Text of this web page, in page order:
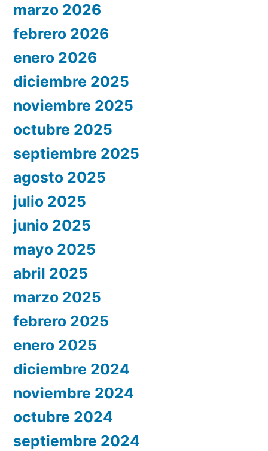
marzo 2026
febrero 2026
enero 2026
diciembre 2025
noviembre 2025
octubre 2025
septiembre 2025
agosto 2025
julio 2025
junio 2025
mayo 2025
abril 2025
marzo 2025
febrero 2025
enero 2025
diciembre 2024
noviembre 2024
octubre 2024
septiembre 2024